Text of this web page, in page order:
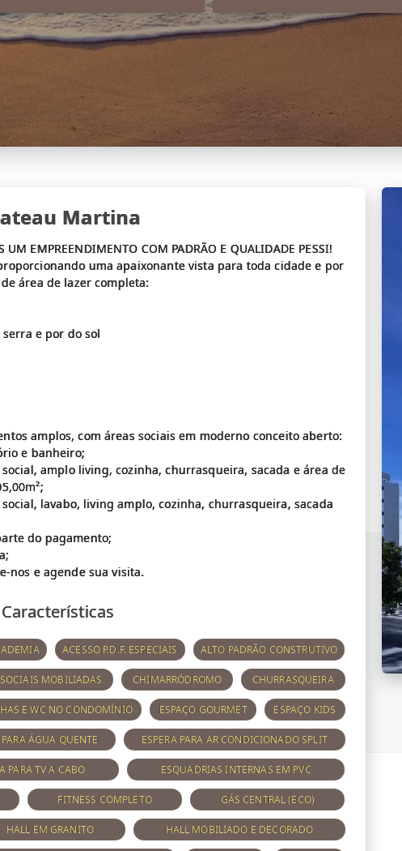
Martina
EMPREENDIMENTO COM PADRÃO E QUALIDADE PESSI!
uma apaixonante vista para toda cidade e por
área de lazer completa:
e por do sol
amplos, com áreas sociais em moderno conceito aberto:
e banheiro;
amplo living, cozinha, churrasqueira, sacada e área de
lavabo, living amplo, cozinha, churrasqueira, sacada
do pagamento;
Características
ACESSO P.D.F. ESPECIAIS ALTO PADRÃO CONSTRUTIVO
MOBILIADAS CHIMARRÓDROMO CHURRASQUEIRA
E WC NO CONDOMÍNIO ESPAÇO GOURMET ESPAÇO KIDS
PARA ÁGUA QUENTE ESPERA PARA AR CONDICIONADO SPLIT
PARA TV A CABO ESQUADRIAS INTERNAS EM PVC
FITNESS COMPLETO GÁS CENTRAL (ECO)
HALL EM GRANITO HALL MOBILIADO E DECORADO